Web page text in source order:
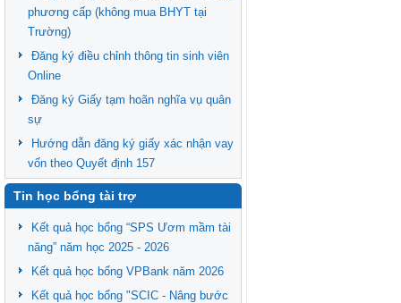
phương cấp (không mua BHYT tại
Trường)
Đăng ký điều chỉnh thông tin sinh viên
Online
Đăng ký Giấy tạm hoãn nghĩa vụ quân
sự
Hướng dẫn đăng ký giấy xác nhận vay
vốn theo Quyết định 157
Tin học bổng tài trợ
Kết quả học bổng “SPS Ươm mầm tài
năng” năm học 2025 - 2026
Kết quả học bổng VPBank năm 2026
Kết quả học bổng "SCIC - Nâng bước